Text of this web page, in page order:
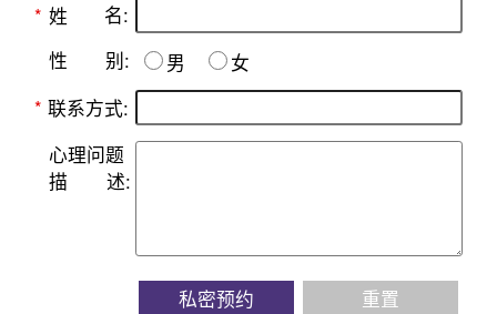
* 姓 名:
性 别: 男
女
* 联系方式:
心理问题
描
述:
私密预约 重置